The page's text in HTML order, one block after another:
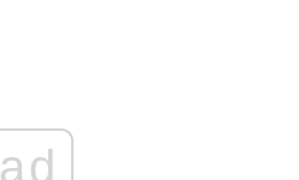
ad